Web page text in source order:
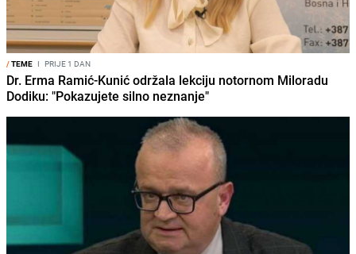
/TEME I PRIJE 1 DAN
Dr. Erma Ramić-Kunić održala lekciju notornom Miloradu
Dodiku: "Pokazujete silno neznanje"